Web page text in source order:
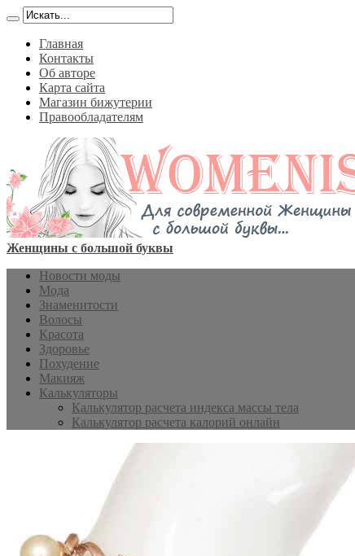
Главная
Контакты
Об авторе
Карта сайта
Магазин бижутерии
Правообладателям
Женщины с большой буквы
Новости моды
Мода
Знаменитости
Волосы
Красота
Здоровье
Похудение
Макияж
Калькуляторы
Калькулятор расчета индекса массы тела
Калькулятор расчета калорий онлайн